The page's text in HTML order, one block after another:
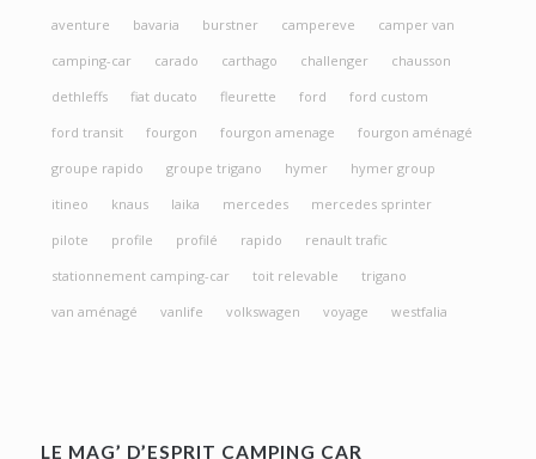
aventure
bavaria burstner campereve
camper van
camping-car
carado carthago challenger
chausson
dethleffs
fiat ducato fleurette ford
ford custom
ford transit
fourgon fourgon amenage
fourgon aménagé
groupe rapido
groupe trigano hymer
hymer group
itineo
knaus laika mercedes
mercedes sprinter
pilote
profile profilé rapido
renault trafic
stationnement camping-car
toit relevable
trigano
van aménagé
vanlife volkswagen voyage westfalia
LE MAG’ D’ESPRIT CAMPING CAR